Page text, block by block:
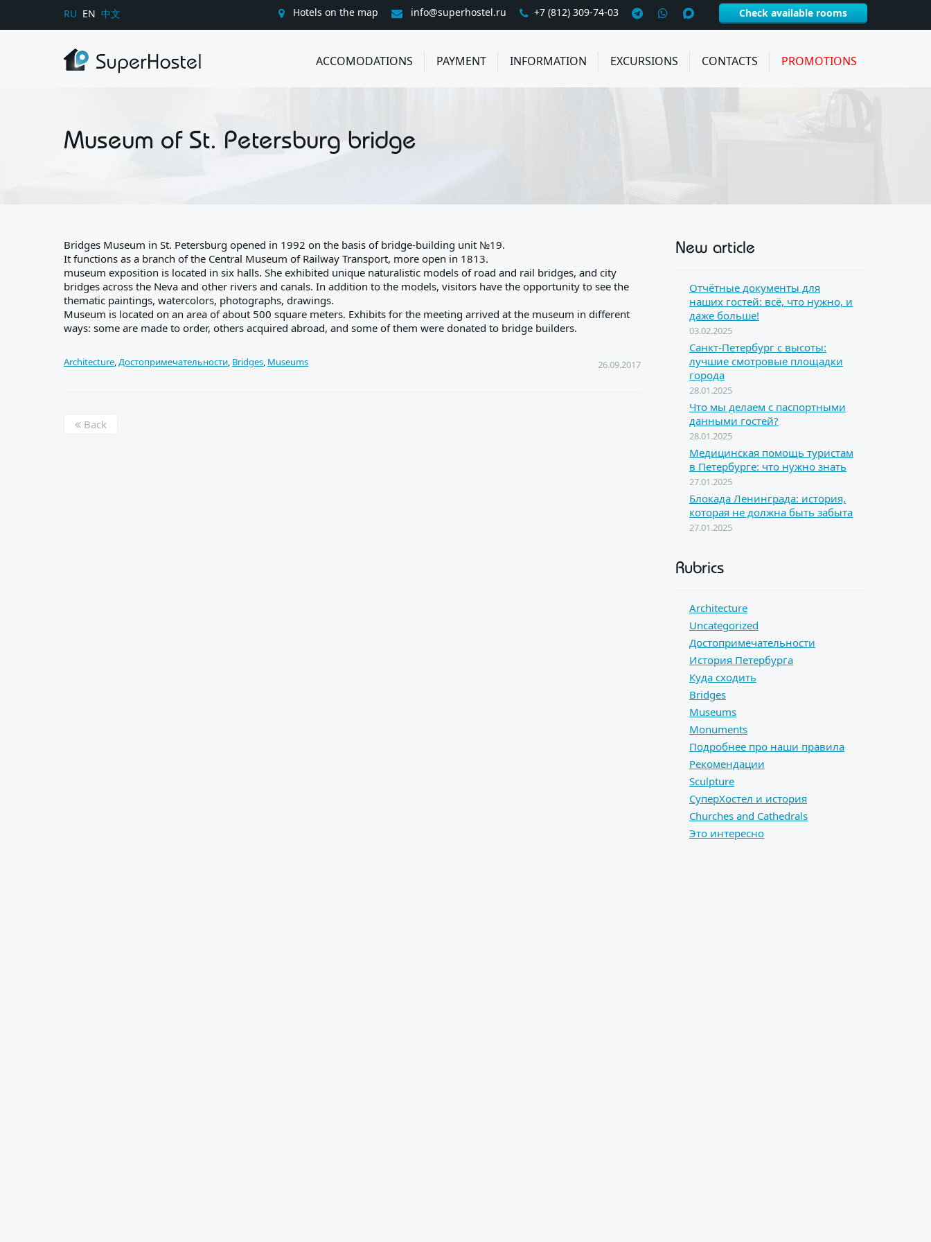
RU EN 中文 Hotels on the map info@superhostel.ru +7 (812) 309-74-03 Check available rooms
ACCOMODATIONS PAYMENT INFORMATION EXCURSIONS CONTACTS PROMOTIONS
Museum of St. Petersburg bridge
Bridges Museum in St. Petersburg opened in 1992 on the basis of bridge-building unit №19.
It functions as a branch of the Central Museum of Railway Transport, more open in 1813.
museum exposition is located in six halls. She exhibited unique naturalistic models of road and rail bridges, and city
bridges across the Neva and other rivers and canals. In addition to the models, visitors have the opportunity to see the
thematic paintings, watercolors, photographs, drawings.
Museum is located on an area of ​​about 500 square meters. Exhibits for the meeting arrived at the museum in different
ways: some are made to order, others acquired abroad, and some of them were donated to bridge builders.
Architecture,Достопримечательности, Bridges, Museums 26.09.2017
Back
New article
Отчётные документы для
наших гостей: всё, что нужно, и
даже больше!
03.02.2025
Санкт-Петербург с высоты:
лучшие смотровые площадки
города
28.01.2025
Что мы делаем с паспортными
данными гостей?
28.01.2025
Медицинская помощь туристам
в Петербурге: что нужно знать
27.01.2025
Блокада Ленинграда: история,
которая не должна быть забыта
27.01.2025
Rubrics
Architecture
Uncategorized
Достопримечательности
История Петербурга
Куда сходить
Bridges
Museums
Monuments
Подробнее про наши правила
Рекомендации
Sculpture
СуперХостел и история
Сhurches and Сathedrals
Это интересно